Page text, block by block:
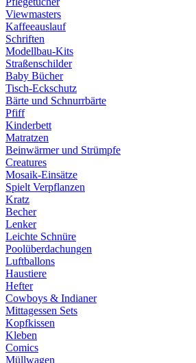
Viewmasters
Kaffeeauslauf
Schriften
Modellbau-Kits
Straßenschilder
Baby Bücher
Tisch-Eckschutz
Bärte und Schnurrbärte
Pfiff
Kinderbett
Matratzen
Beinwärmer und Strümpfe
Creatures
Mosaik-Einsätze
Spielt Verpflanzen
Kratz
Becher
Lenker
Leichte Schnüre
Poolüberdachungen
Luftballons
Haustiere
Hefter
Cowboys & Indianer
Mittagessen Sets
Kopfkissen
Kleben
Comics
Müllwagen